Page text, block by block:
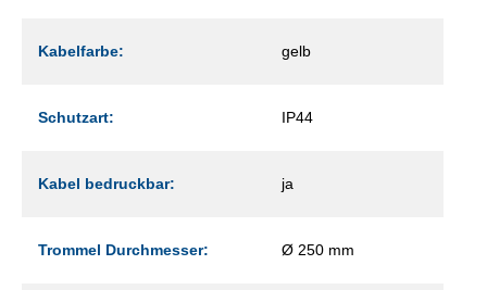
Kabelfarbe: gelb
Schutzart: IP44
Kabel bedruckbar: ja
Trommel Durchmesser: Ø 250 mm